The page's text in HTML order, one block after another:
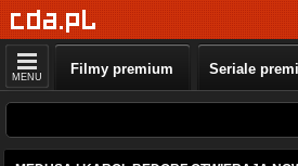
MENU Filmy premium Seriale